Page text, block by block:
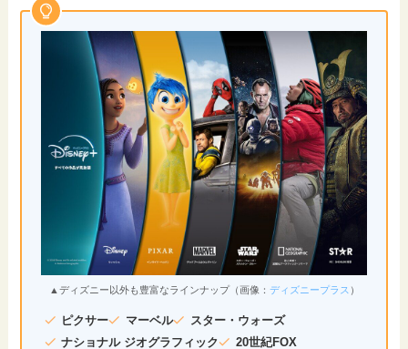
▲ディズニー以外も豊富なラインナップ（画像： ディズニープラス ）
ピクサー マーベル
スター・ウォーズ
ナショナル ジオグラフィック
20世紀FOX